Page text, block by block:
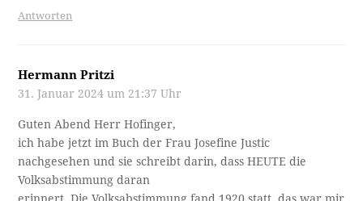
Antworten
Hermann Pritzi
31. Januar 2024 um 21:37 Uhr
Guten Abend Herr Hofinger,
ich habe jetzt im Buch der Frau Josefine Justic
nachgesehen und sie schreibt darin, dass HEUTE die
Volksabstimmung daran
erinnert. Die Volksabstimmung fand 1920 statt, das war mir